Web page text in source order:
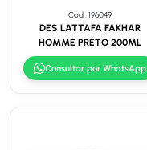
Cod.: 196049
DES LATTAFA FAKHAR
HOMME PRETO 200ML
Consultar por WhatsApp